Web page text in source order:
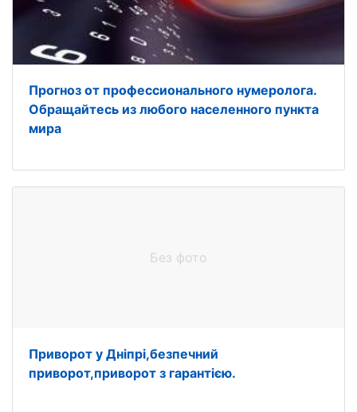
Прогноз от профессионального нумеролога.
Обращайтесь из любого населенного пункта
мира
Без фото
Приворот у Дніпрі,безпечний
приворот,приворот з гарантією.